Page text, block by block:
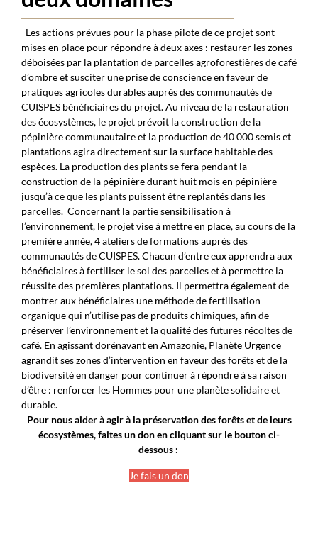
Les actions prévues pour la phase pilote de ce projet sont
mises en place pour répondre à deux axes : restaurer les zones
déboisées par la plantation de parcelles agroforestières de café
d’ombre et susciter une prise de conscience en faveur de
pratiques agricoles durables auprès des communautés de
CUISPES bénéficiaires du projet. Au niveau de la restauration
des écosystèmes, le projet prévoit la construction de la
pépinière communautaire et la production de 40 000 semis et
plantations agira directement sur la surface habitable des
espèces. La production des plants se fera pendant la
construction de la pépinière durant huit mois en pépinière
jusqu’à ce que les plants puissent être replantés dans les
parcelles. Concernant la partie sensibilisation à
l’environnement, le projet vise à mettre en place, au cours de la
première année, 4 ateliers de formations auprès des
communautés de CUISPES. Chacun d’entre eux apprendra aux
bénéficiaires à fertiliser le sol des parcelles et à permettre la
réussite des premières plantations. Il permettra également de
montrer aux bénéficiaires une méthode de fertilisation
organique qui n’utilise pas de produits chimiques, afin de
préserver l’environnement et la qualité des futures récoltes de
café. En agissant dorénavant en Amazonie, Planète Urgence
agrandit ses zones d’intervention en faveur des forêts et de la
biodiversité en danger pour continuer à répondre à sa raison
d’être : renforcer les Hommes pour une planète solidaire et
durable.
Pour nous aider à agir à la préservation des forêts et de leurs
écosystèmes, faites un don en cliquant sur le bouton ci-
dessous :
Je fais un don